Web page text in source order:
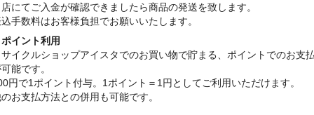
にてご入金が確認できましたら商品の発送を致します。
手数料はお客様負担でお願いいたします。
イント利用
イクルショップアイスタでのお買い物で貯まる、ポイントでのお支
能です。
円で1ポイント付与。1ポイント＝1円としてご利用いただけます。
お支払方法との併用も可能です。